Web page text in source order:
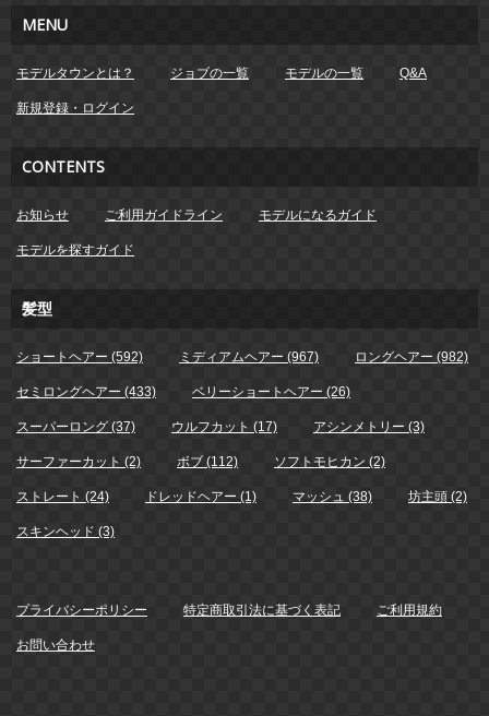
MENU
モデルタウンとは？ ジョブの一覧 モデルの一覧 Q&A
新規登録・ログイン
CONTENTS
お知らせ ご利用ガイドライン モデルになるガイド
モデルを探すガイド
髪型
ショートヘアー (592) ミディアムヘアー (967) ロングヘアー (982)
セミロングヘアー (433) ベリーショートヘアー (26)
スーパーロング (37) ウルフカット (17) アシンメトリー (3)
サーファーカット (2) ボブ (112) ソフトモヒカン (2)
ストレート (24) ドレッドヘアー (1) マッシュ (38) 坊主頭 (2)
スキンヘッド (3)
プライバシーポリシー 特定商取引法に基づく表記 ご利用規約
お問い合わせ